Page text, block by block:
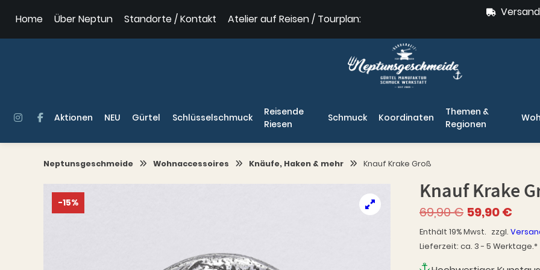
zum
Inhalt
Home Über Neptun Standorte / Kontakt Atelier auf Reisen / Tourplan:
Aktionen NEU Gürtel Schlüsselschmuck
Reisende
Riesen
Schmuck Koordinaten
Themen &
Regionen
Neptunsgeschmeide Wohnaccessoires Knäufe, Haken & mehr Knauf Krake Groß
-15%
Knauf Krake
69,90€
Preis
war:
69,90 €
59,90€
Preis
ist:
Enthält 19% Mwst. zzgl.
Lieferzeit: ca. 3 - 5 Werktage.*